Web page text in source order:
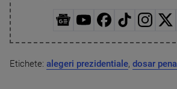
Etichete: alegeri prezidentiale, dosar penal